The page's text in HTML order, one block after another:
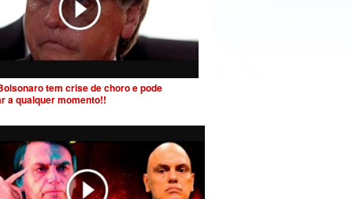
tem crise de choro e pode
a qualquer momento!!